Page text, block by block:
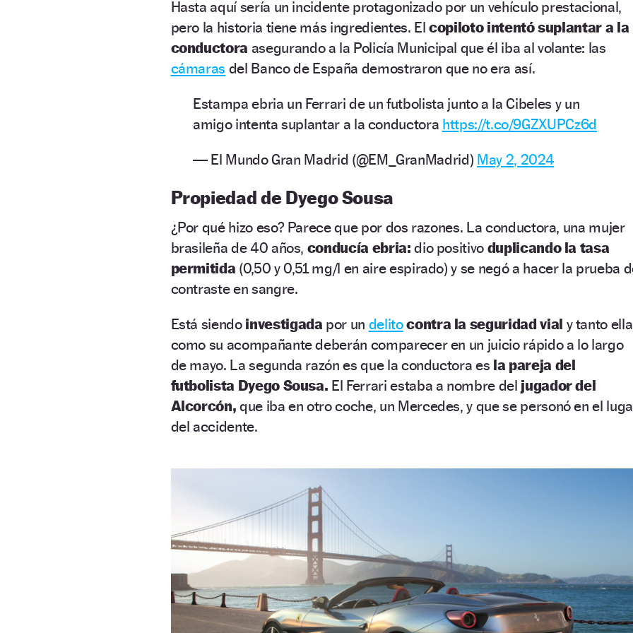
Hasta aquí sería un incidente protagonizado por un vehículo prestacional,
pero la historia tiene más ingredientes. Elcopiloto intentó suplantar a la
conductora asegurando a la Policía Municipal que él iba al volante: las
cámaras del Banco de España demostraron que no era así.
Estampa ebria un Ferrari de un futbolista junto a la Cibeles y un
amigo intenta suplantar a la conductora https://t.co/9GZXUPCz6d
— El Mundo Gran Madrid (@EM_GranMadrid) May 2, 2024
Propiedad de Dyego Sousa
¿Por qué hizo eso? Parece que por dos razones. La conductora, una mujer
brasileña de 40 años, conducía ebria: dio positivo duplicando la tasa
permitida (0,50 y 0,51 mg/l en aire espirado) y se negó a hacer la prueba
contraste en sangre.
Está siendo investigada por un delitocontra la seguridad vial y tanto ella
como su acompañante deberán comparecer en un juicio rápido a lo largo
de mayo. La segunda razón es que la conductora es la pareja del
futbolista Dyego Sousa. El Ferrari estaba a nombre del jugador del
Alcorcón,que iba en otro coche, un Mercedes, y que se personó en el
del accidente.